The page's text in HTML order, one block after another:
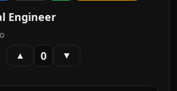
Engineer
▲ 0 ▼